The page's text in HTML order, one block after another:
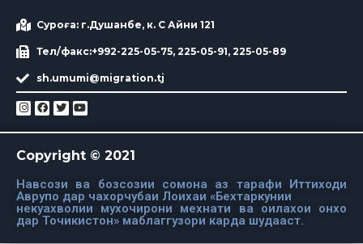
Суроға: г.Душанбе, к. С Айни 121
Тел/факс:+992-225-05-75, 225-05-91, 225-05-89
sh.umumi@migration.tj
Copyright © 2021
Навсози ва бозсозии сомона аз тарафи Иттиходи
Аврупо дар чахорчубаи Лоихаи «Бехтаркунии
некуахволии мухочирони мехнати ва оилахои онхо
дар Точикистон» маблаггузори карда шудааст.